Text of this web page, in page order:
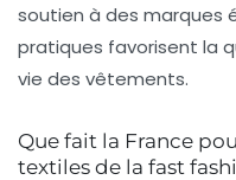
soutien à des marques
pratiques favorisent la
vie des vêtements.
Que fait la France
textiles de la fast